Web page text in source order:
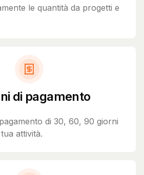
le quantità da progetti e
di pagamento
di 30, 60, 90 giorni
attività.